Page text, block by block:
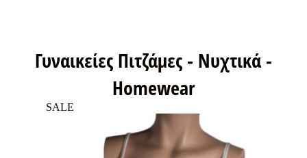
Γυναικείες Πιτζάμες - Νυχτικά -
Homewear
SALE